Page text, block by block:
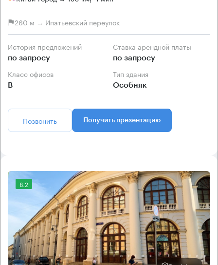
260 м → Ипатьевский переулок
История предложений
по запросу
Ставка арендной платы
по запросу
Класс офисов
B
Тип здания
Особняк
Позвонить Получить презентацию
8.2